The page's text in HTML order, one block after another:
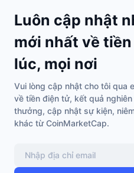
Luôn cập nhật
mới nhất về
lúc, mọi nơi
Vui lòng cập nhật cho tôi qua
về tiền điện tử, kết quả
thưởng, cập nhật sự kiện,
khác từ CoinMarketCap.